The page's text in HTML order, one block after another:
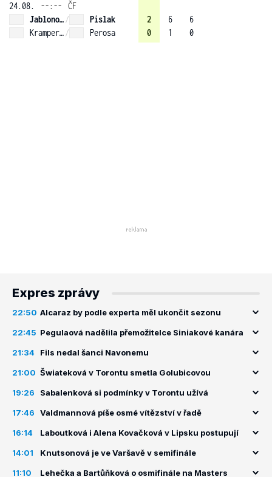
24.08.
--:--
ČF
Jablonovska /
Pislak
Kramperova / Perosa
2
0
6
1
6
0
Expres zprávy
22:50 Alcaraz by podle experta měl ukončit sezonu
22:45 Pegulaová nadělila přemožitelce Siniakové kanára
21:34 Fils nedal šanci Navonemu
21:00 Šwiateková v Torontu smetla Golubicovou
19:26 Sabalenková si podmínky v Torontu užívá
17:46 Valdmannová píše osmé vítězství v řadě
16:14 Laboutková i Alena Kovačková v Lipsku postupují
14:01 Knutsonová je ve Varšavě v semifinále
11:10 Lehečka a Bartůňková o osmifinále na Masters